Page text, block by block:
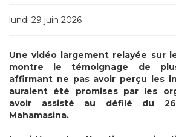
lundi 29 juin 2026
Une vidéo largement relayée sur
montre le témoignage de
affirmant ne pas avoir perçu les
auraient été promises par les
avoir assisté au défilé du
Mahamasina.